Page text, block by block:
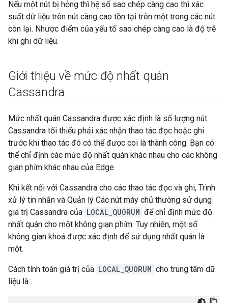
Nếu một nút bị hỏng thì hệ số sao chép càng cao thì xác
suất dữ liệu trên nút càng cao tồn tại trên một trong các nút
còn lại. Nhược điểm của yếu tố sao chép càng cao là độ trễ
khi ghi dữ liệu.
Giới thiệu về mức độ nhất quán
Cassandra
Mức nhất quán Cassandra được xác định là số lượng nút
Cassandra tối thiểu phải xác nhận thao tác đọc hoặc ghi
trước khi thao tác đó có thể được coi là thành công. Bạn có
thể chỉ định các mức độ nhất quán khác nhau cho các không
gian phím khác nhau của Edge.
Khi kết nối với Cassandra cho các thao tác đọc và ghi, Trình
xử lý tin nhắn và Quản lý Các nút máy chủ thường sử dụng
giá trị Cassandra của LOCAL_QUORUM để chỉ định mức độ
nhất quán cho một không gian phím. Tuy nhiên, một số
không gian khoá được xác định để sử dụng nhất quán là
một.
Cách tính toán giá trị của LOCAL_QUORUM cho trung tâm dữ
liệu là: